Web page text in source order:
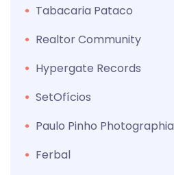
Tabacaria Pataco
Realtor Community
Hypergate Records
SetOfícios
Paulo Pinho Photographia
Ferbal